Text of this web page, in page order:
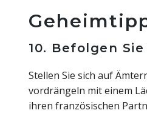
10. Befolgen
Stellen Sie sich auf
vordrängeln mit einem
ihren französischen